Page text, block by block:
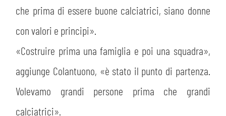
che prima di essere buone calciatrici, siano donne
con valori e principi».
«Costruire prima una famiglia e poi una squadra»,
aggiunge Colantuono, «è stato il punto di partenza.
Volevamo grandi persone prima che grandi
calciatrici».